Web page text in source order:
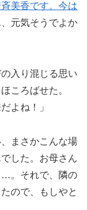
美香です。今は
元気そうでよか
入り混じる思い
ころばせた。
よね！」
まさかこんな場
した。お母さん
…。それで、隣の
ので、もしやと